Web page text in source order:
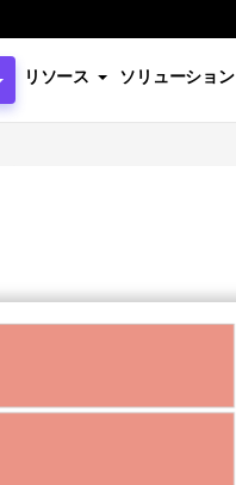
リソース ソリューション